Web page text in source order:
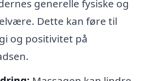
generelle fysiske og
Dette kan føre til
og positivitet på